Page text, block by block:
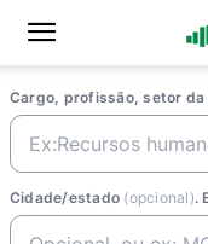
Cargo, profissão, setor da
Cidade/estado (opcional).